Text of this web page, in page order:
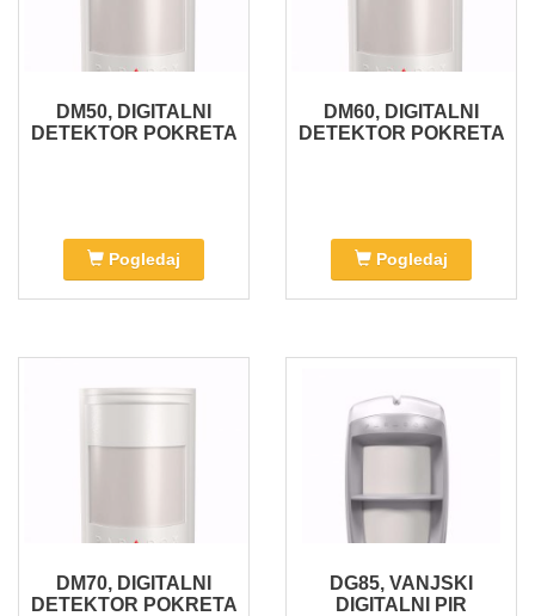
DM50, DIGITALNI
DETEKTOR POKRETA
Pogledaj
DM60, DIGITALNI
DETEKTOR POKRETA
Pogledaj
DM70, DIGITALNI
DETEKTOR POKRETA
DG85, VANJSKI
DIGITALNI PIR